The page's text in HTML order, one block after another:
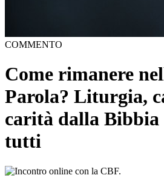
COMMENTO
Come rimanere
Parola? Liturgia,
carità dalla
tutti